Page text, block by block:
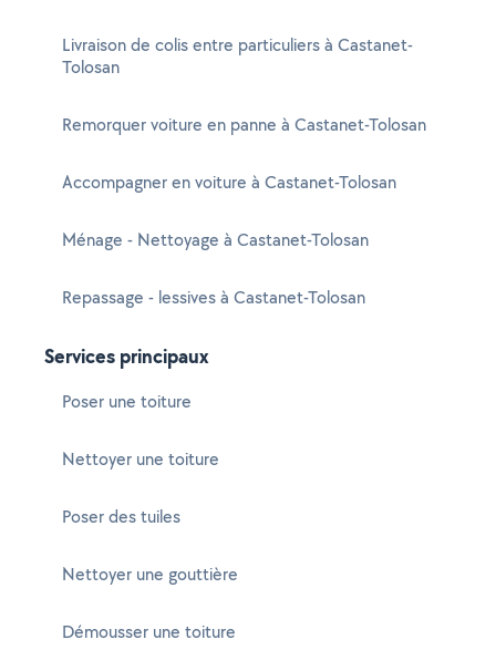
Livraison de colis entre particuliers à Castanet-
Tolosan
Remorquer voiture en panne à Castanet-Tolosan
Accompagner en voiture à Castanet-Tolosan
Ménage - Nettoyage à Castanet-Tolosan
Repassage - lessives à Castanet-Tolosan
Services principaux
Poser une toiture
Nettoyer une toiture
Poser des tuiles
Nettoyer une gouttière
Démousser une toiture